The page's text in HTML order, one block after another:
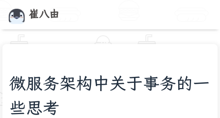
崔八由
微服务架构中关于事务的一
些思考